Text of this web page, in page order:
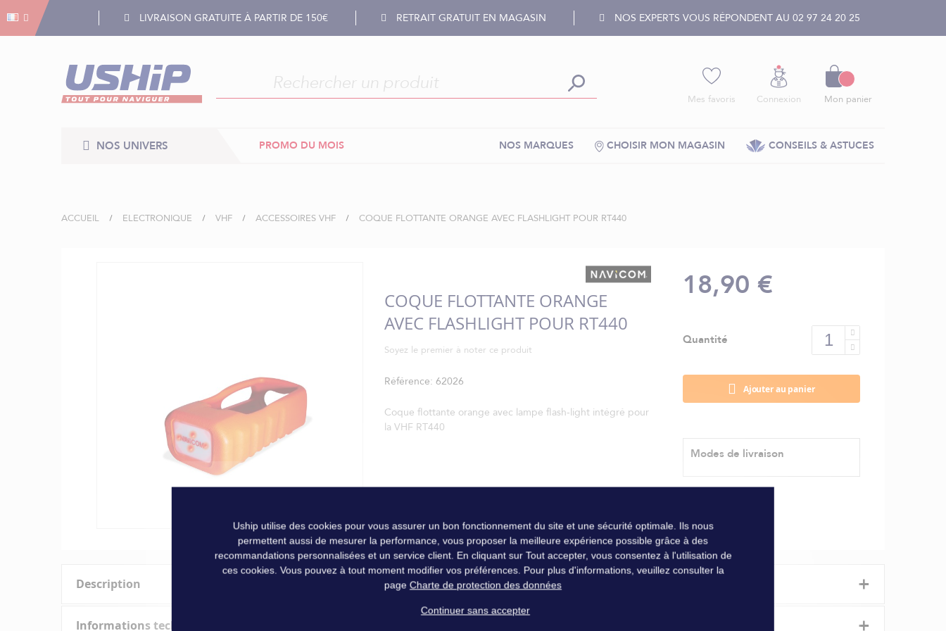
LIVRAISON GRATUITE À PARTIR DE 150€ RETRAIT GRATUIT EN MAGASIN NOS EXPERTS VOUS RÉPONDENT AU 02 97 24 20 25
Mes favoris Connexion Mon panier
NOS UNIVERS PROMO DU MOIS CONSEILS & ASTUCES
CHOISIR MON MAGASIN
NOS MARQUES
ACCUEIL ELECTRONIQUE VHF ACCESSOIRES VHF COQUE FLOTTANTE ORANGE AVEC FLASHLIGHT POUR RT440
beginning
COQUE FLOTTANTE ORANGE
AVEC FLASHLIGHT POUR RT440
Soyez le premier à noter ce produit
Référence 62026
Coque flottante orange avec lampe flash-light intégré pour
la VHF RT440
18,90 €
Quantité
Ajouter au panier
Modes de livraison
Description +
COQUE FLOTTANTE ORANGE AVEC FLASHLIGHT POUR RT440
Informations techniques +
Gestion des cookies
Uship utilise des cookies pour vous assurer un bon fonctionnement du site et une sécurité optimale. Ils nous
permettent aussi de mesurer la performance, vous proposer la meilleure expérience possible grâce à des
recommandations personnalisées et un service client. En cliquant sur Tout accepter, vous consentez à l'utilisation de
ces cookies. Vous pouvez à tout moment modifier vos préférences. Pour plus d'informations, veuillez consulter la
page Charte de protection des données
Continuer sans accepter
Gestion des cookies